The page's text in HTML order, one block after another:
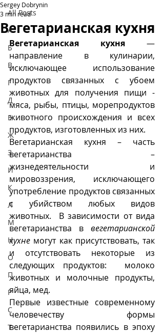
All Posts
А
Б
В
Г
Д
Е
Ж
З
И
К
Л
М
Н
О
П
Р
С
Т
Вегетарианская кухня
Sergey Dobrynin
3 min read
Вегетарианская кухня —
направление в кулинарии,
исключающее использование
продуктов связанных с убоем
животных для получения пищи -
мяса, рыбы, птицы, морепродуктов
животного происхождения и всех
продуктов, изготовленных из них.
Вегетарианская кухня – часть
вегетарианства –
жизнедеятельности и
мировоззрения, исключающего
употребление продуктов связанных
с убийством любых видов
животных.  В зависимости от вида
вегетарианства в вегетарианской
кухне могут как присутствовать, так
и отсутствовать некоторые из
следующих продуктов:  молоко
животных и молочные продукты,
яйца, мед.
Первые известные современному
человечеству формы
вегетарианства появились в эпоху